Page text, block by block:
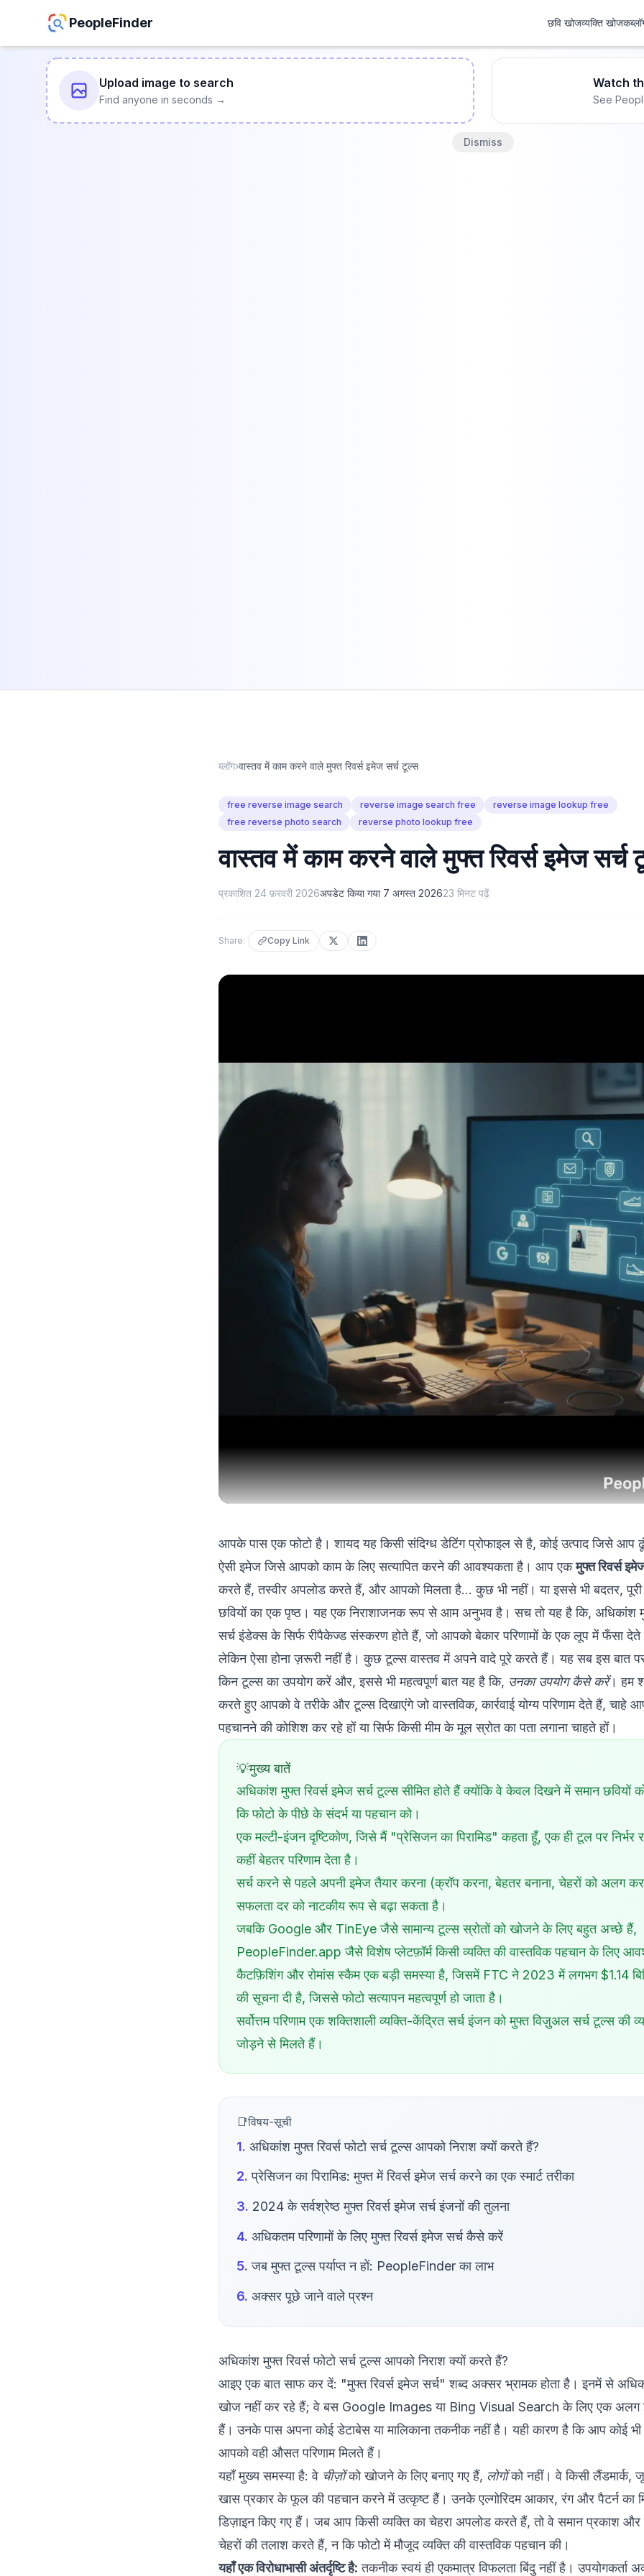
PeopleFinder छवि खोजव्यक्ति खोजक
Upload image to search
Find anyone in seconds →
Watch
See
Dismiss
ब्लॉग›वास्तव में काम करने वाले मुफ्त रिवर्स इमेज सर्च टूल्स
free reverse image search reverse image search free
reverse image lookup free
free reverse photo search
reverse photo lookup free
वास्तव में काम करने वाले मुफ्त रिवर्स इमेज सर्च
प्रकाशित 24 फ़रवरी 2026अपडेट किया गया 7 अगस्त 202623 मिनट पढ़ें
Share: Copy Link
आपके पास एक फोटो है। शायद यह किसी संदिग्ध डेटिंग प्रोफाइल से है, कोई उत्पाद जिसे आप
ऐसी इमेज जिसे आपको काम के लिए सत्यापित करने की आवश्यकता है। आप एकमुफ्त रिवर्स
करते हैं, तस्वीर अपलोड करते हैं, और आपको मिलता है… कुछ भी नहीं। या इससे भी बदतर,
छवियों का एक पृष्ठ। यह एक निराशाजनक रूप से आम अनुभव है। सच तो यह है कि, अधिकांश
सर्च इंडेक्स के सिर्फ रीपैकेज्ड संस्करण होते हैं, जो आपको बेकार परिणामों के एक लूप में फँसा
लेकिन ऐसा होना ज़रूरी नहीं है। कुछ टूल्स वास्तव में अपने वादे पूरे करते हैं। यह सब इस बात पर
किन टूल्स का उपयोग करें और, इससे भी महत्वपूर्ण बात यह है कि, उनका उपयोग कैसे करें। हम
करते हुए आपको वे तरीके और टूल्स दिखाएंगे जो वास्तविक, कार्रवाई योग्य परिणाम देते हैं, चाहे
पहचानने की कोशिश कर रहे हों या सिर्फ किसी मीम के मूल स्रोत का पता लगाना चाहते हों।
मुख्य बातें
अधिकांश मुफ्त रिवर्स इमेज सर्च टूल्स सीमित होते हैं क्योंकि वे केवल दिखने में समान
कि फोटो के पीछे के संदर्भ या पहचान को।
एक मल्टी-इंजन दृष्टिकोण, जिसे मैं "प्रेसिजन का पिरामिड" कहता हूँ, एक ही टूल पर निर्भर
कहीं बेहतर परिणाम देता है।
सर्च करने से पहले अपनी इमेज तैयार करना (क्रॉप करना, बेहतर बनाना, चेहरों को अलग
सफलता दर को नाटकीय रूप से बढ़ा सकता है।
जबकि Google और TinEye जैसे सामान्य टूल्स स्रोतों को खोजने के लिए बहुत अच्छे हैं,
PeopleFinder.app जैसे विशेष प्लेटफ़ॉर्म किसी व्यक्ति की वास्तविक पहचान के लिए
कैटफ़िशिंग और रोमांस स्कैम एक बड़ी समस्या है, जिसमें FTC ने 2023 में लगभग $1.14
की सूचना दीहै, जिससे फोटो सत्यापन महत्वपूर्ण हो जाता है।
सर्वोत्तम परिणाम एक शक्तिशाली व्यक्ति-केंद्रित सर्च इंजन को मुफ्त विज़ुअल सर्च टूल्स की
जोड़ने से मिलते हैं।
विषय-सूची
अधिकांश मुफ्त रिवर्स फोटो सर्च टूल्स आपको निराश क्यों करते हैं?
प्रेसिजन का पिरामिड: मुफ्त में रिवर्स इमेज सर्च करने का एक स्मार्ट तरीका
2024 के सर्वश्रेष्ठ मुफ्त रिवर्स इमेज सर्च इंजनों की तुलना
अधिकतम परिणामों के लिए मुफ्त रिवर्स इमेज सर्च कैसे करें
जब मुफ्त टूल्स पर्याप्त न हों: PeopleFinder का लाभ
अक्सर पूछे जाने वाले प्रश्न
अधिकांश मुफ्त रिवर्स फोटो सर्च टूल्स आपको निराश क्यों करते हैं?
आइए एक बात साफ कर दें: "मुफ्त रिवर्स इमेज सर्च" शब्द अक्सर भ्रामक होता है। इनमें से
खोज नहीं कर रहे हैं; वे बस Google Images या Bing Visual Search के लिए एक अलग
हैं। उनके पास अपना कोई डेटाबेस या मालिकाना तकनीक नहीं है। यही कारण है कि आप कोई
आपको वही औसत परिणाम मिलते हैं।
यहाँ मुख्य समस्या है: वे चीज़ोंको खोजने के लिए बनाए गए हैं, लोगोंको नहीं। वे किसी लैंडमार्क,
खास प्रकार के फूल की पहचान करने में उत्कृष्ट हैं। उनके एल्गोरिदम आकार, रंग और पैटर्न का
डिज़ाइन किए गए हैं। जब आप किसी व्यक्ति का चेहरा अपलोड करते हैं, तो वे समान प्रकाश
चेहरों की तलाश करते हैं, न कि फोटो में मौजूद व्यक्ति की वास्तविक पहचान की।
यहाँ एक विरोधाभासी अंतर्दृष्टि है: तकनीक स्वयं ही एकमात्र विफलता बिंदु नहीं है। उपयोगकर्ता